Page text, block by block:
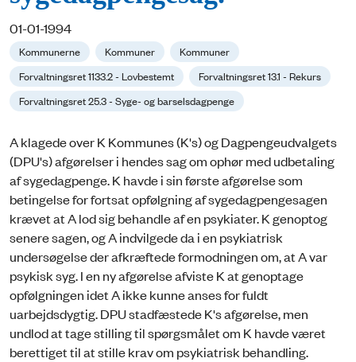
01-01-1994
Kommunerne Kommuner
Kommuner
Forvaltningsret 1133.2 - Lovbestemt
Forvaltningsret 13.1 - Rekurs
Forvaltningsret 25.3 - Syge- og barselsdagpenge
A klagede over K Kommunes (K's) og Dagpengeudvalgets
(DPU's) afgørelser i hendes sag om ophør med udbetaling
af sygedagpenge. K havde i sin første afgørelse som
betingelse for fortsat opfølgning af sygedagpengesagen
krævet at A lod sig behandle af en psykiater. K genoptog
senere sagen, og A indvilgede da i en psykiatrisk
undersøgelse der afkræftede formodningen om, at A var
psykisk syg. I en ny afgørelse afviste K at genoptage
opfølgningen idet A ikke kunne anses for fuldt
uarbejdsdygtig. DPU stadfæstede K's afgørelse, men
undlod at tage stilling til spørgsmålet om K havde været
berettiget til at stille krav om psykiatrisk behandling.